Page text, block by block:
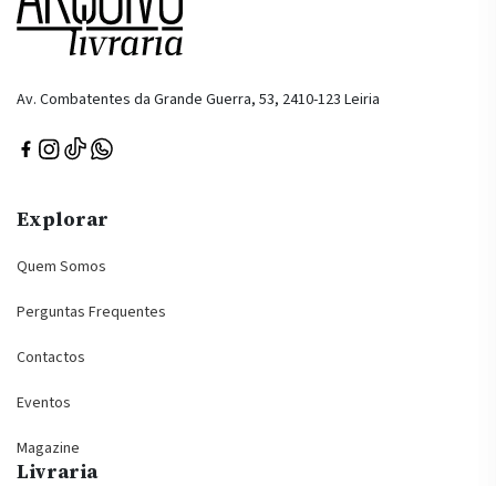
Av. Combatentes da Grande Guerra, 53, 2410-123 Leiria
Explorar
Quem Somos
Perguntas Frequentes
Contactos
Eventos
Magazine
Livraria